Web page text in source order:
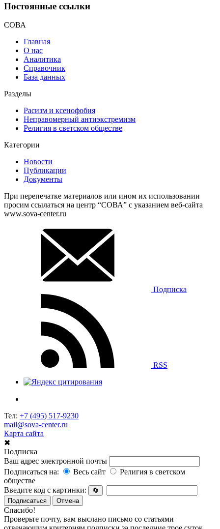
Постоянные ссылки
СОВА
Главная
О нас
Аналитика
Справочник
База данных
Разделы
Расизм и ксенофобия
Неправомерный антиэкстремизм
Религия в светском обществе
Категории
Новости
Публикации
Документы
При перепечатке материалов или ином их использовании
просим ссылаться на центр “СОВА” с указанием веб-сайта
www.sova-center.ru
Подписка
RSS
Тел: +7 (495) 517-9230
mail@sova-center.ru
Карта сайта
✖
Подписка
Ваш адрес электронной почты
Подписаться на:
Весь сайт
Религия в светском
обществе
Введите код с картинки:
🔄
Подписаться
Отмена
Спасибо!
Проверьте почту, вам выслано письмо со статьями